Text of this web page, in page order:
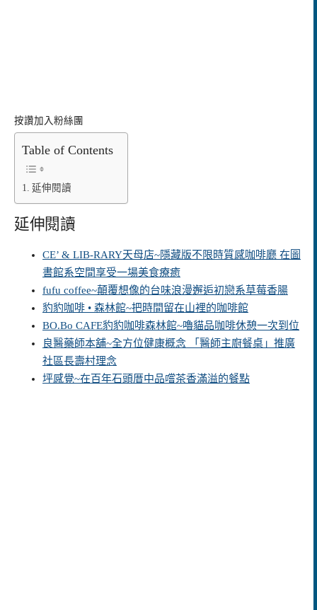
按讚加入粉絲團
Table of Contents
延伸閱讀
延伸閱讀
CE’ & LIB-RARY天母店~隱藏版不限時質感咖啡廳 在圖
書館系空間享受一場美食療癒
fufu coffee~顛覆想像的台味浪漫邂逅初戀系草莓香腸
豹豹咖啡 • 森林館~把時間留在山裡的咖啡館
BO.Bo CAFE豹豹咖啡森林館~嚕貓品咖啡休憩一次到位
良醫藥師本舖~全方位健康概念 「醫師主廚餐桌」推廣
社區長壽村理念
坪感覺~在百年石頭厝中品嚐茶香滿溢的餐點